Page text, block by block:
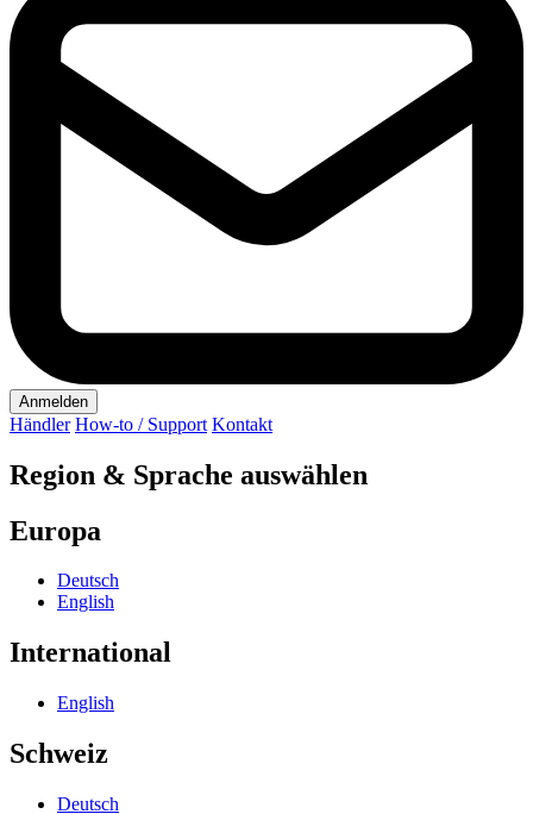
Anmelden
Händler How-to / Support Kontakt
Region & Sprache auswählen
Europa
Deutsch
English
International
English
Schweiz
Deutsch